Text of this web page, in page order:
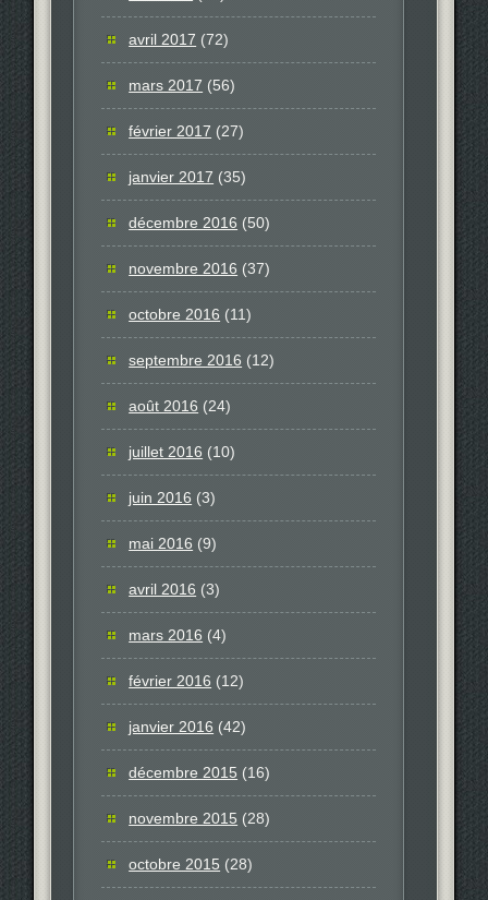
avril 2017 (72)
mars 2017 (56)
février 2017 (27)
janvier 2017 (35)
décembre 2016 (50)
novembre 2016 (37)
octobre 2016 (11)
septembre 2016 (12)
août 2016 (24)
juillet 2016 (10)
juin 2016 (3)
mai 2016 (9)
avril 2016 (3)
mars 2016 (4)
février 2016 (12)
janvier 2016 (42)
décembre 2015 (16)
novembre 2015 (28)
octobre 2015 (28)